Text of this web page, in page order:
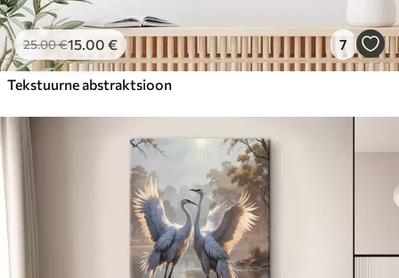
25.00€15.00 € 7
Tekstuurne abstraktsioon